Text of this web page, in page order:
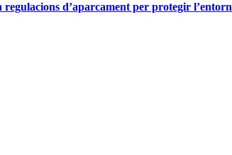
regulacions d’aparcament per protegir l’entorn